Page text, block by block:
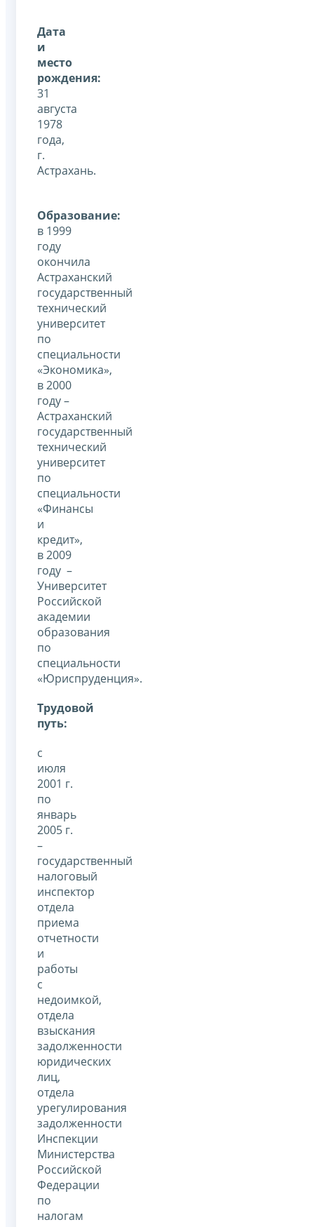
Дата
и
место
рождения:
31
августа
1978
года,
г.
Астрахань.
Образование:
в 1999
году
окончила
Астраханский
государственный
технический
университет
по
специальности
«Экономика»,
в 2000
году –
Астраханский
государственный
технический
университет
по
специальности
«Финансы
и
кредит»,
в 2009
году –
Университет
Российской
академии
образования
по
специальности
«Юриспруденция».
Трудовой
путь:
с
июля
2001 г.
по
январь
2005 г.
–
государственный
налоговый
инспектор
отдела
приема
отчетности
и
работы
с
недоимкой,
отдела
взыскания
задолженности
юридических
лиц,
отдела
урегулирования
задолженности
Инспекции
Министерства
Российской
Федерации
по
налогам